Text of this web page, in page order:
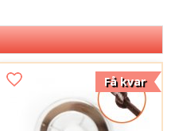
Få kvar